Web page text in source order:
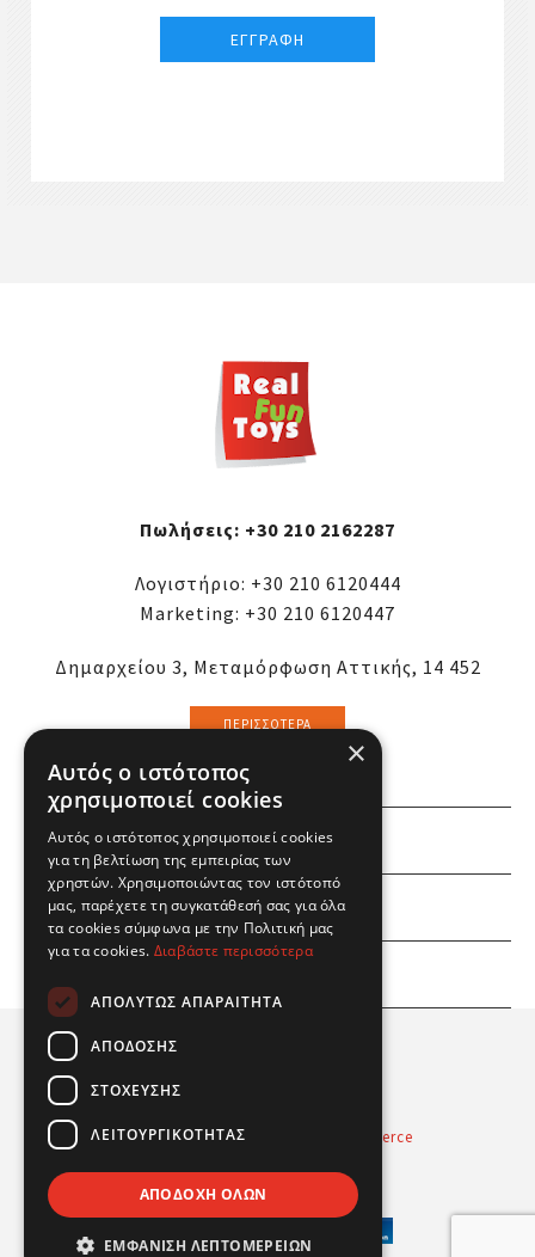
Πωλήσεις: +30 210 2162287
Λογιστήριο: +30 210 6120444
Marketing: +30 210 6120447
Δημαρχείου 3, Μεταμόρφωση Αττικής, 14 452
ΠΕΡΙΣΣΌΤΕΡΑ
ΕΜΕΙΣ
ΕΣΕΙΣ
Powered byRadicode
nopCommerce
×
Αυτός ο ιστότοπος
χρησιμοποιεί cookies
Αυτός ο ιστότοπος χρησιμοποιεί cookies
για τη βελτίωση της εμπειρίας των
χρηστών. Χρησιμοποιώντας τον ιστότοπό
μας, παρέχετε τη συγκατάθεσή σας για όλα
τα cookies σύμφωνα με την Πολιτική μας
για τα cookies. Διαβάστε περισσότερα
ΑΠΟΛΎΤΩΣ ΑΠΑΡΑΊΤΗΤΑ
ΑΠΌΔΟΣΗΣ
ΣΤΌΧΕΥΣΗΣ
ΛΕΙΤΟΥΡΓΙΚΌΤΗΤΑΣ
ΑΠΟΔΟΧΉ ΌΛΩΝ
ΕΜΦΆΝΙΣΗ ΛΕΠΤΟΜΕΡΕΙΏΝ